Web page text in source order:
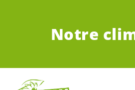
Notre